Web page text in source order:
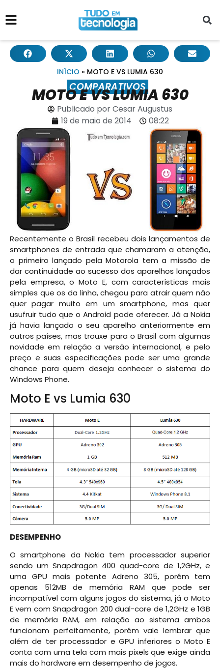
INÍCIO » MOTO E VS LUMIA 630
COMPARATIVOS
MOTO E VS LUMIA 630
Publicado porCesar Augustus
19 de maio de 2014
08:22
Recentemente o Brasil recebeu dois lançamentos de
smartphones de entrada que chamaram a atenção,
o primeiro lançado pela Motorola tem a missão de
dar continuidade ao sucesso dos aparelhos lançados
pela empresa, o Moto E, com características mais
simples que os da linha, chegou para atrair quem não
quer pagar muito em um smartphone, mas quer
usufruir tudo que o Android pode oferecer. Já a Nokia
já havia lançado o seu aparelho anteriormente em
outros países, mas trouxe para o Brasil com algumas
novidade em relação a versão internacional, e pelo
preço e suas especificações pode ser uma grande
chance para quem deseja conhecer o sistema do
Windows Phone.
Moto E vs Lumia 630
DESEMPENHO
O smartphone da Nokia tem processador superior
sendo um Snapdragon 400 quad-core de 1,2GHz, e
uma GPU mais potente Adreno 305, porém tem
apenas 512MB de memória RAM que pode ser
incompatível com alguns jogos do sistema, já o Moto
E vem com Snapdragon 200 dual-core de 1,2GHz e 1GB
de memória RAM, em relação ao sistema ambos
funcionam perfeitamente, porém vale lembrar que
além de ter processador e GPU inferiores o Moto E
conta com uma tela com mais pixels que exige ainda
mais do hardware em desempenho de jogos.